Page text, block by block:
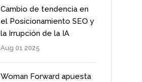
Cambio de tendencia en
el Posicionamiento SEO y
la Irrupción de la IA
Aug 01 2025
Woman Forward apuesta